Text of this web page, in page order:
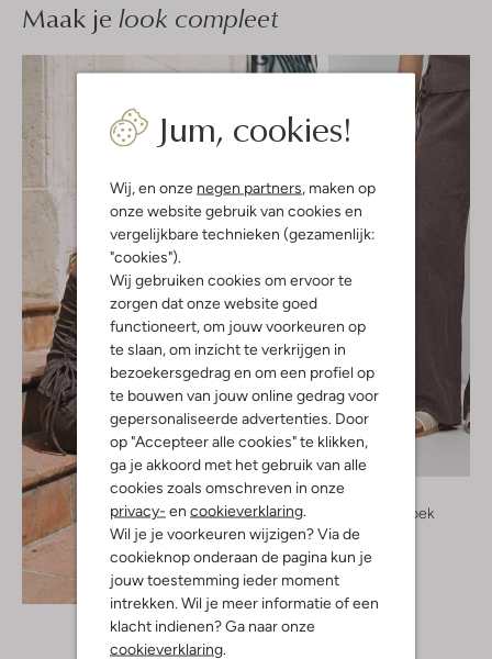
Jum, cookies!
Wij, en onze negen partners , maken op
onze website gebruik van cookies en
vergelijkbare technieken (gezamenlijk:
"cookies").
Wij gebruiken cookies om ervoor te
zorgen dat onze website goed
functioneert, om jouw voorkeuren op
te slaan, om inzicht te verkrijgen in
bezoekersgedrag en om een profiel op
te bouwen van jouw online gedrag voor
gepersonaliseerde advertenties. Door
op "Accepteer alle cookies" te klikken,
ga je akkoord met het gebruik van alle
cookies zoals omschreven in onze
privacy- en cookieverklaring
Wil je je voorkeuren wijzigen? Via de
cookieknop onderaan de pagina kun je
jouw toestemming ieder moment
intrekken. Wil je meer informatie of een
klacht indienen? Ga naar onze
cookieverklaring
Maak je look compleet
Ontdek de look
Wijde broek
€ 49,99